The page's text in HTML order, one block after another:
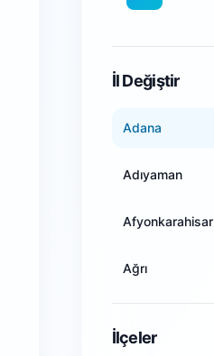
İl Değiştir
Adana
Adıyaman
Afyonkarahisar
Ağrı
İlçeler